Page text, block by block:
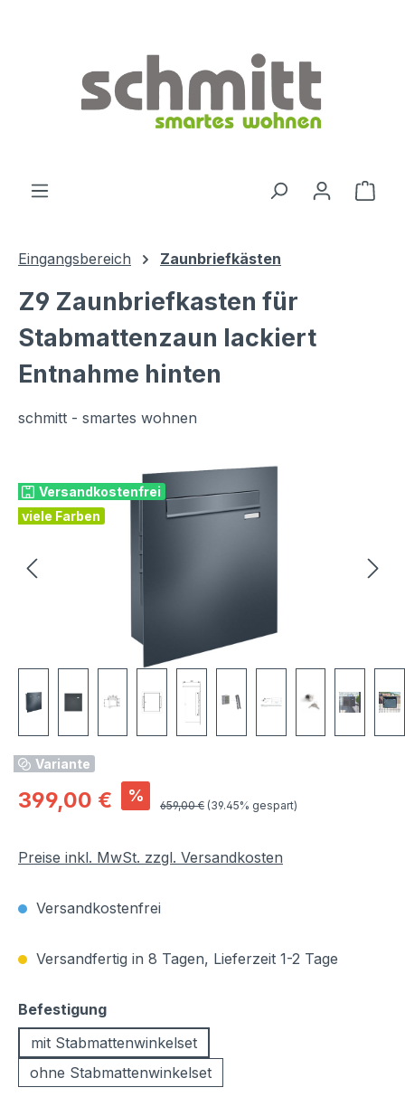
Eingangsbereich Zaunbriefkästen
Z9 Zaunbriefkasten für
Stabmattenzaun lackiert
Entnahme hinten
schmitt - smartes wohnen
Versandkostenfrei
viele Farben
Variante
Verkaufspreis:
399,00 € % Regulärer Preis:
659,00 € (39.45% gespart)
Preise inkl. MwSt. zzgl. Versandkosten
Versandkostenfrei
Versandfertig in 8 Tagen, Lieferzeit 1-2 Tage
Befestigungauswählen
mit Stabmattenwinkelset
ohne Stabmattenwinkelset